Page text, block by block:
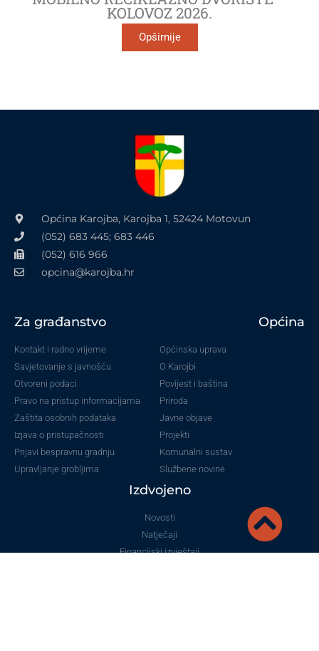
KOLOVOZ 2026.
Opširnije
Općina Karojba, Karojba 1, 52424 Motovun
(052) 683 445; 683 446
(052) 616 966
opcina@karojba.hr
Za građanstvo
Kontakt i radno vrijeme
Savjetovanje s javnošću
Otvoreni podaci
Pravo na pristup informacijama
Zaštita osobnih podataka
Izjava o pristupačnosti
Prijavi bespravnu gradnju
Upravljanje grobljima
Općina
Općinska uprava
O Karojbi
Povijest i baština
Priroda
Javne objave
Projekti
Komunalni sustav
Službene novine
Izdvojeno
Novosti
Natječaji
Financijski izvještaji